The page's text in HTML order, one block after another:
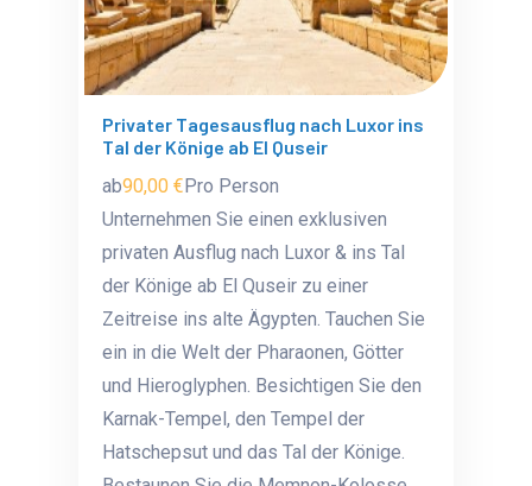
Privater Tagesausflug nach Luxor ins
Tal der Könige ab El Quseir
ab90,00 €Pro Person
Unternehmen Sie einen exklusiven
privaten Ausflug nach Luxor & ins Tal
der Könige ab El Quseir zu einer
Zeitreise ins alte Ägypten. Tauchen Sie
ein in die Welt der Pharaonen, Götter
und Hieroglyphen. Besichtigen Sie den
Karnak-Tempel, den Tempel der
Hatschepsut und das Tal der Könige.